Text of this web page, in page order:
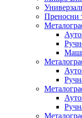
Преносни